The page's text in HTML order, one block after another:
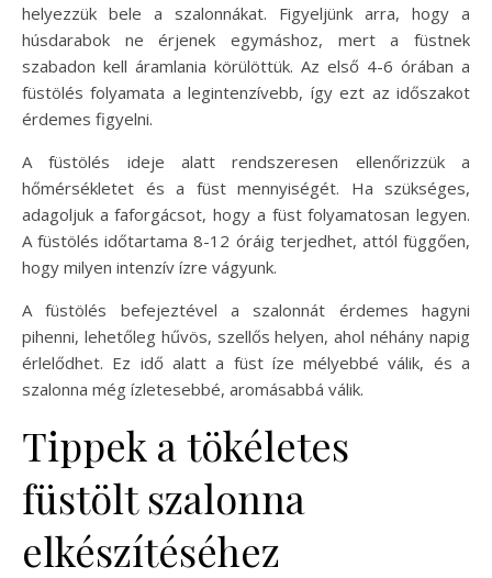
helyezzük bele a szalonnákat. Figyeljünk arra, hogy a
húsdarabok ne érjenek egymáshoz, mert a füstnek
szabadon kell áramlania körülöttük. Az első 4-6 órában a
füstölés folyamata a legintenzívebb, így ezt az időszakot
érdemes figyelni.
A füstölés ideje alatt rendszeresen ellenőrizzük a
hőmérsékletet és a füst mennyiségét. Ha szükséges,
adagoljuk a faforgácsot, hogy a füst folyamatosan legyen.
A füstölés időtartama 8-12 óráig terjedhet, attól függően,
hogy milyen intenzív ízre vágyunk.
A füstölés befejeztével a szalonnát érdemes hagyni
pihenni, lehetőleg hűvös, szellős helyen, ahol néhány napig
érlelődhet. Ez idő alatt a füst íze mélyebbé válik, és a
szalonna még ízletesebbé, aromásabbá válik.
Tippek a tökéletes
füstölt szalonna
elkészítéséhez